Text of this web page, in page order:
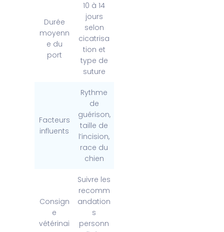
Durée
moyenn
e du
port
10 à 14
jours
selon
cicatrisa
tion et
type de
suture
Facteurs
influents
Rythme
de
guérison,
taille de
l’incision,
race du
chien
Consign
e
vétérinai
Suivre les
recomm
andation
s
personn